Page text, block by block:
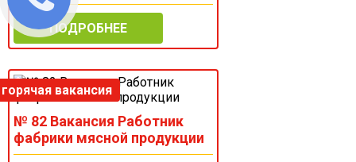
ПОДРОБНЕЕ
№ 82 Вакансия Работник
фабрики мясной продукции